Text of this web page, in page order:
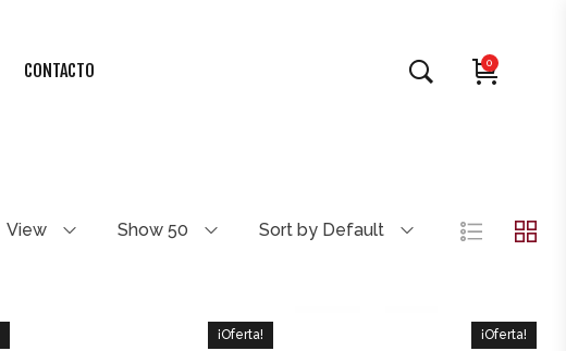
CONTACTO 0
View Show 50 Sort by Default
¡Oferta! ¡Oferta!